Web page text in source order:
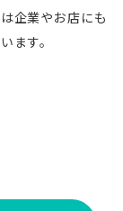
企業やお店にも
ます。